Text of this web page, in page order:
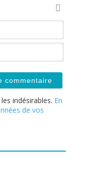
Nom*
E-
indésirables. En
de vos